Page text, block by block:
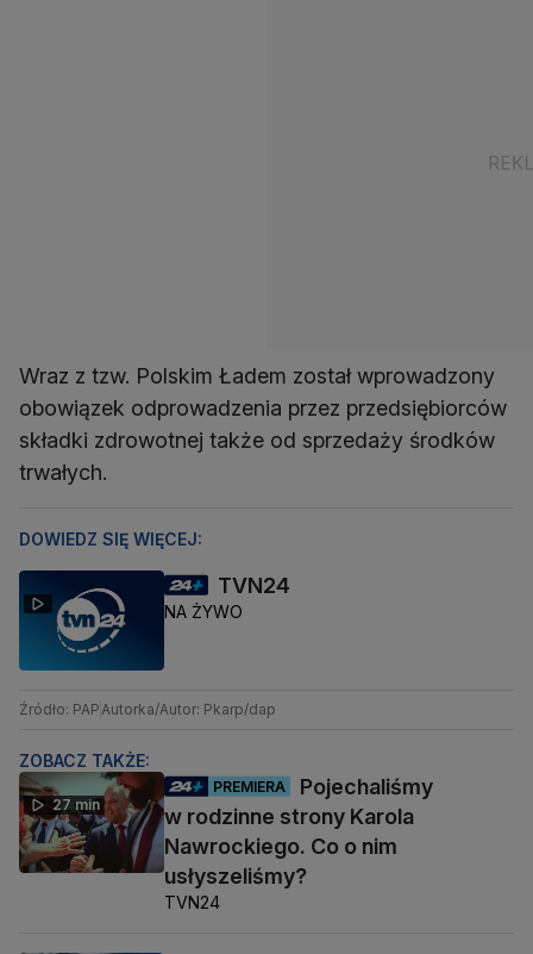
Wraz z tzw. Polskim Ładem został wprowadzony
obowiązek odprowadzenia przez przedsiębiorców
składki zdrowotnej także od sprzedaży środków
trwałych.
DOWIEDZ SIĘ WIĘCEJ:
TVN24
NA ŻYWO
Źródło: PAPAutorka/Autor: Pkarp/dap
ZOBACZ TAKŻE:
27 min
PREMIERA
Pojechaliśmy
w rodzinne strony Karola
Nawrockiego. Co o nim
usłyszeliśmy?
TVN24